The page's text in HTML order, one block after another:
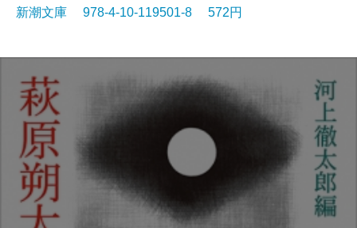
新潮文庫 978-4-10-119501-8 572円